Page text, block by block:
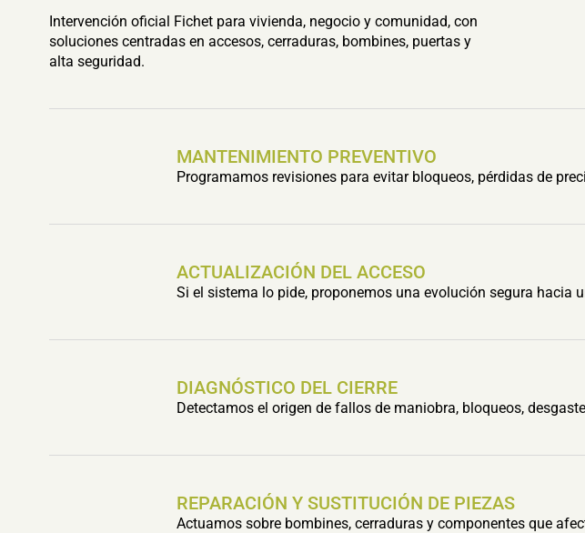
Intervención oficial Fichet para vivienda, negocio y comunidad, con
soluciones centradas en accesos, cerraduras, bombines, puertas y
alta seguridad.
MANTENIMIENTO PREVENTIVO
Programamos revisiones para evitar bloqueos, pérdidas de
ACTUALIZACIÓN DEL ACCESO
Si el sistema lo pide, proponemos una evolución segura hacia
DIAGNÓSTICO DEL CIERRE
Detectamos el origen de fallos de maniobra, bloqueos,
REPARACIÓN Y SUSTITUCIÓN DE PIEZAS
Actuamos sobre bombines, cerraduras y componentes que